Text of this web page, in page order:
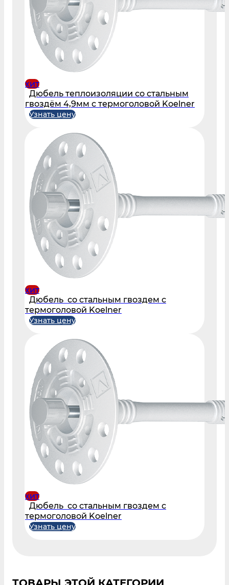
хит
Дюбель теплоизоляции со стальным
гвоздём 4,9мм с термоголовой Koelner
Узнать цену
хит
Дюбель со стальным гвоздем с
термоголовой Koelner
Узнать цену
хит
Дюбель со стальным гвоздем с
термоголовой Koelner
Узнать цену